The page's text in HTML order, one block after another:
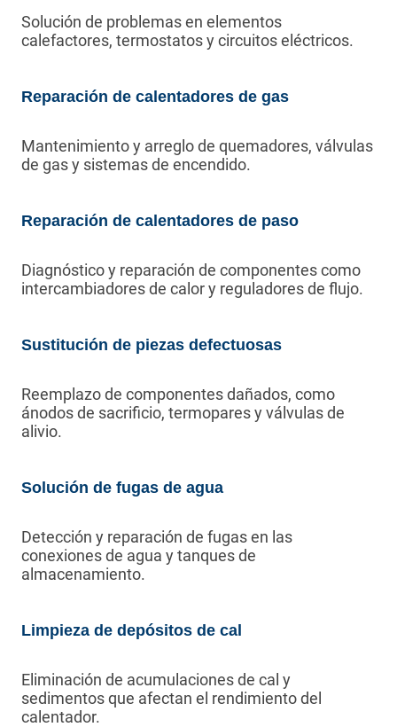
Solución de problemas en elementos
calefactores, termostatos y circuitos eléctricos.
Reparación de calentadores de gas
Mantenimiento y arreglo de quemadores, válvulas
de gas y sistemas de encendido.
Reparación de calentadores de paso
Diagnóstico y reparación de componentes como
intercambiadores de calor y reguladores de flujo.
Sustitución de piezas defectuosas
Reemplazo de componentes dañados, como
ánodos de sacrificio, termopares y válvulas de
alivio.
Solución de fugas de agua
Detección y reparación de fugas en las
conexiones de agua y tanques de
almacenamiento.
Limpieza de depósitos de cal
Eliminación de acumulaciones de cal y
sedimentos que afectan el rendimiento del
calentador.